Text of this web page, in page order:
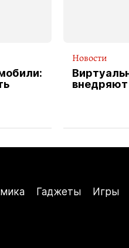
Новости
внедряют
Гаджеты Игры